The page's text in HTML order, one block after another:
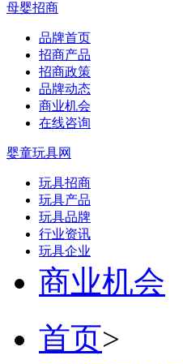
母婴招商
品牌首页
招商产品
招商政策
品牌动态
商业机会
在线咨询
婴童玩具网
玩具招商
玩具产品
玩具品牌
行业资讯
玩具企业
商业机会
首页>